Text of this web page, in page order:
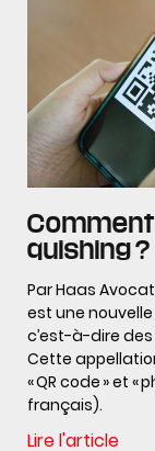
Comment
quishing ?
Par Haas
est une
c’est-à-dire
Cette
« QR code » et «
français).
Lire l'article